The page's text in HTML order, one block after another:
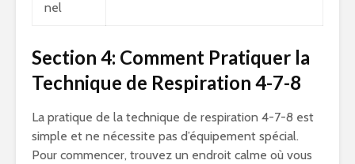
nel
Section 4: Comment Pratiquer la
Technique de Respiration 4-7-8
La pratique de la technique de respiration 4-7-8 est
simple et ne nécessite pas d’équipement spécial.
Pour commencer, trouvez un endroit calme où vous